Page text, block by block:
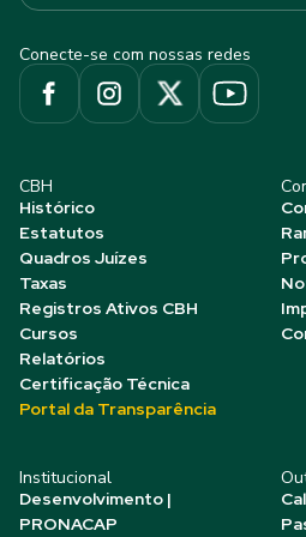
Conecte-se com nossas redes
CBH
Histórico
Estatutos
Quadros Juízes
Taxas
Registros Ativos CBH
Cursos
Relatórios
Certificação Técnica
Portal da Transparência
Institucional
Desenvolvimento |
PRONACAP